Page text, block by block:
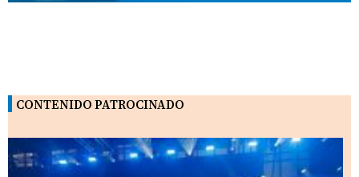
CONTENIDO PATROCINADO